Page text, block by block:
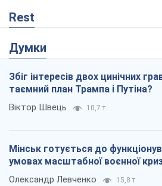
Rest
Думки
Збіг інтересів двох цинічних
таємний план Трампа і Путіна?
Віктор Швець 10,7 т.
Мінськ готується до
умовах масштабної воєнної
Олександр Левченко 15,8 т.